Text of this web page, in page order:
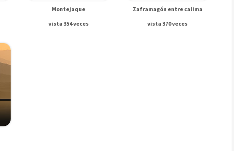
Montejaque
vista 354 veces
Zaframagón entre calima
vista 370 veces